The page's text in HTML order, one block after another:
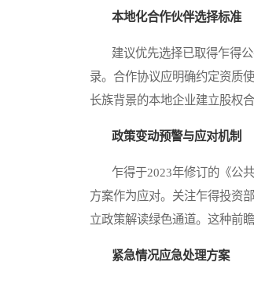
本地化合作伙伴选择标准
建议优先选择已取得乍得公
录。合作协议应明确约定资质
长族背景的本地企业建立股权
政策变动预警与应对机制
乍得于2023年修订的《公共
方案作为应对。关注乍得投资
立政策解读绿色通道。这种前
紧急情况应急处理方案